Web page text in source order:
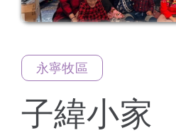
奉獻
線上報名
永寧牧區
子緯小家